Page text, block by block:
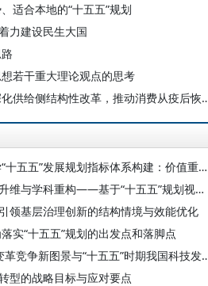
适合本地的“十五五”规划
力建设民生大国
若干重大理论观点的思考
杨伟民：统筹扩大内需和深化供给
崔硼 王冬波：“双一流”大学“十五五”发展规划指标体系构建：价值重构与实践路径
崔硼：“双一流”高校的战略升维与学科重构——基于“十五五”规划视角的系统性思考
领基层治理创新的结构情境与效能优化
实“十五五”规划的出发点和落脚点
刘中伟 邰瀚征：全球科技变革
型的战略目标与应对要点